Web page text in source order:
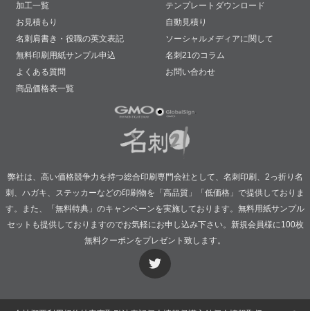
加工一覧
テンプレートダウンロード
お見積もり
自動見積り
名刺肩書き・役職の英文表記
ソーシャルメディアに関して
無料印刷用紙サンプル申込
名刺21のコラム
よくある質問
お問い合わせ
商品価格表一覧
弊社は、高い価格競争力を持つ総合印刷専門会社として、名刺印刷、2っ折り名
刺、ハガキ、ステッカーなどの印刷物を「高品質」「低価格」で提供しておりま
す。また、「無料特典」のキャンペーンを実施しております。無料用紙サンプル
セットも提供しておりますのでお気軽にお申し込み下さい。新規会員様に100枚
無料クーポンをプレゼント致します。